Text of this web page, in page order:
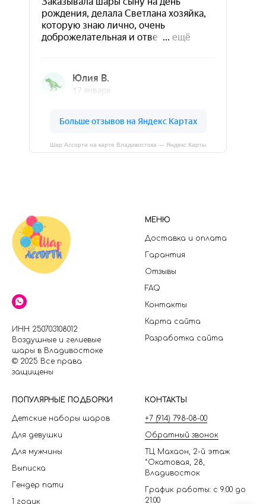
Шар Ассорти на карте Владивостока — Яндекс Карты
ИНН 250703108012
Воздушные и гелиевые
шары в Владивостоке
© 2025 Все права
защищены
МЕНЮ
Доставка и оплата
Гарантия
Отзывы
FAQ
Контакты
Карта сайта
Разработка сайта
ПОПУЛЯРНЫЕ ПОДБОРКИ
Детские наборы шаров
Для девушки
Для мужчины
Выписка
Гендер пати
1 годик
КОНТАКТЫ
+7 (914) 798-08-00
Обратный звонок
ТЦ Махаон, 2-й этаж
*Окатовая, 28,
Владивосток
График работы: с 9:00 до
21:00